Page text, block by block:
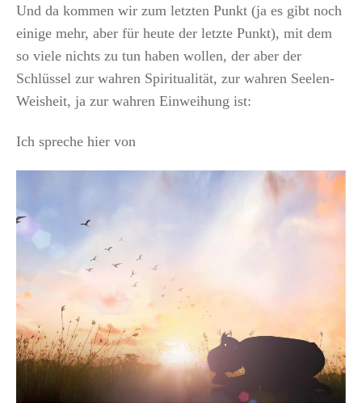
Und da kommen wir zum letzten Punkt (ja es gibt noch
einige mehr, aber für heute der letzte Punkt), mit dem
so viele nichts zu tun haben wollen, der aber der
Schlüssel zur wahren Spiritualität, zur wahren Seelen-
Weisheit, ja zur wahren Einweihung ist:
Ich spreche hier von